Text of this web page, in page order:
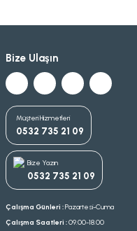
Bize Ulaşın
Müşteri Hizmetleri
0532 735 21 09
Bize Yazın
0532 735 21 09
Çalışma Günleri :Pazartesi-Cuma
Çalışma Saatleri :09.00-18.00